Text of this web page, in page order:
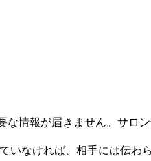
情報が届きません。サロ
いなければ、相手には伝わ